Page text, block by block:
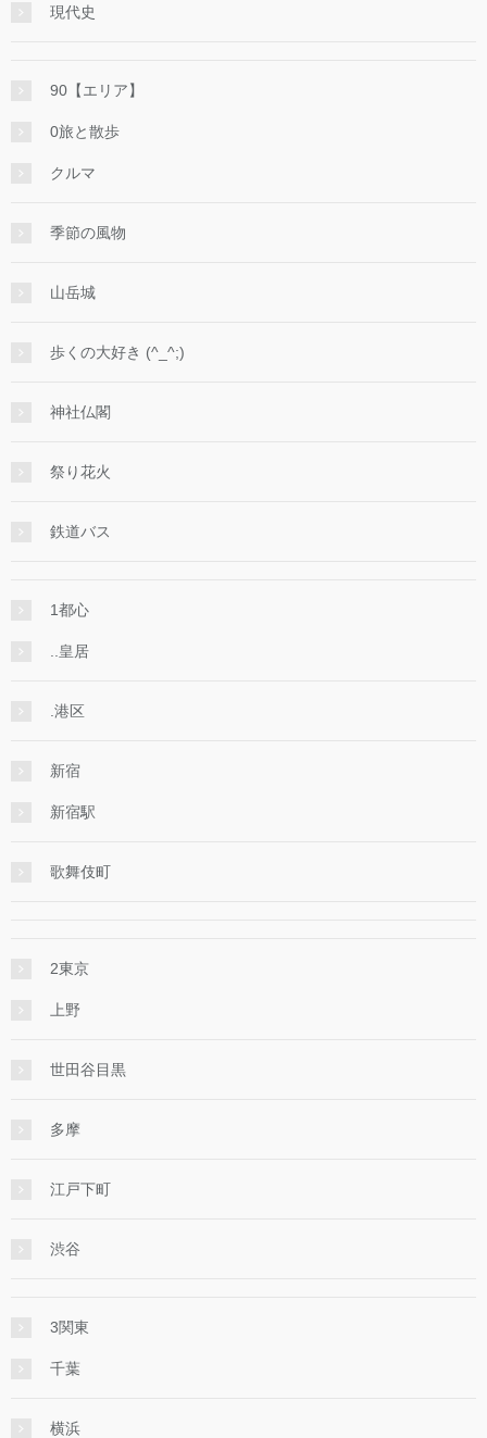
現代史
90【エリア】
0旅と散歩
クルマ
季節の風物
山岳城
歩くの大好き (^_^;)
神社仏閣
祭り花火
鉄道バス
1都心
..皇居
.港区
新宿
新宿駅
歌舞伎町
2東京
上野
世田谷目黒
多摩
江戸下町
渋谷
3関東
千葉
横浜